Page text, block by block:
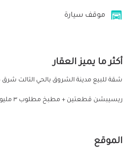
موقف سيارة
أكثر ما يميز العقار
ريسيبشن قطعتين + مطبخ مطلوب ٣ مليون ٤٠٠
الموقع